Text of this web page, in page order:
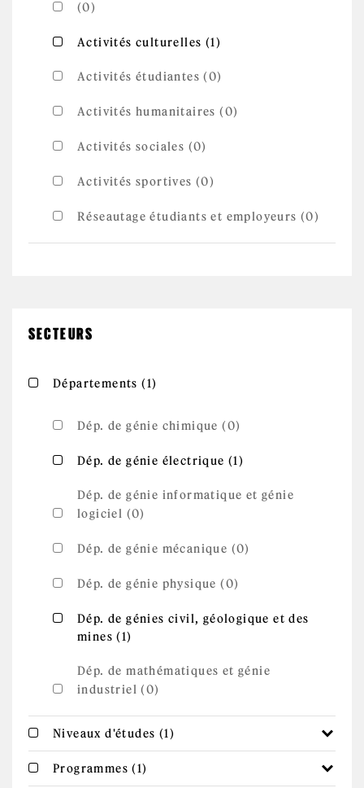
(0)
Apply Activités culturelles filter
Activités culturelles (1)
Activités étudiantes (0)
Activités humanitaires (0)
Activités sociales (0)
Activités sportives (0)
Réseautage étudiants et employeurs (0)
SECTEURS
Apply Départements filter
Départements (1)
Dép. de génie chimique (0)
Apply Dép. de génie électrique filter
Dép. de génie électrique (1)
filter
Dép. de génie informatique et génie
logiciel (0)
Dép. de génie mécanique (0)
Dép. de génie physique (0)
Apply Dép. de génies civil, géologique et
des mines filter
Dép. de génies civil, géologique et des
mines (1)
Dép. de mathématiques et génie
industriel (0)
Apply Niveaux d'études filter
Niveaux d'études (1)
Apply Programmes filter
Programmes (1)